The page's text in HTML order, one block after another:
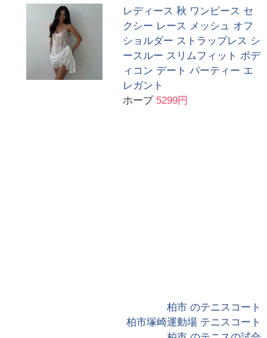
レディース 秋 ワンピース セ
クシー レース メッシュ オフ
ショルダー ストラップレス シ
ースルー スリムフィット ボデ
ィコン デート パーティー エ
レガント
ホープ 5299円
柏市 のテニスコート
柏市塚崎運動場 テニスコート